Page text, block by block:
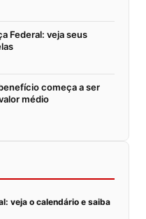
Federal: veja seus
começa a ser
médio
veja o calendário e saiba